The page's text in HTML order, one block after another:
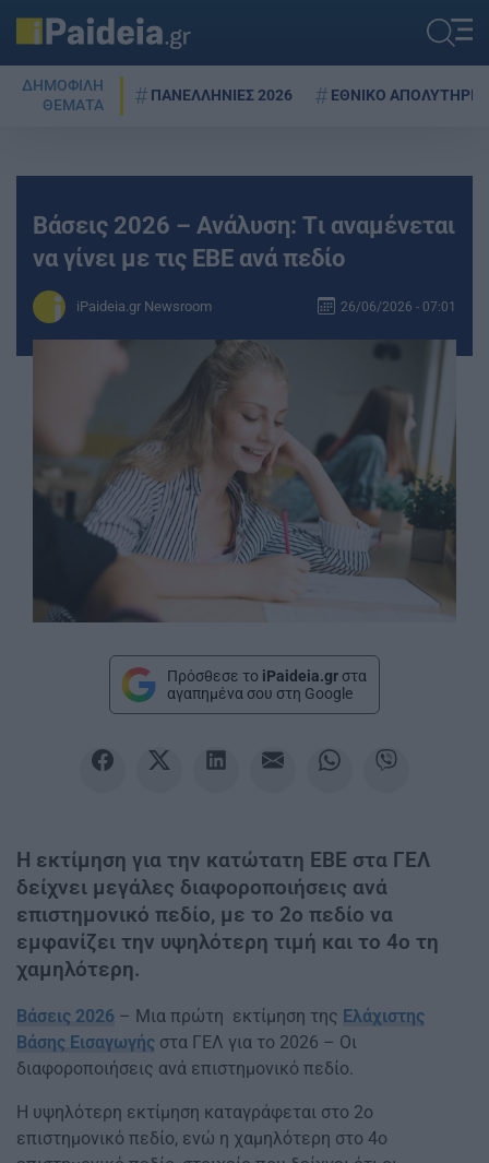
ΔΗΜΟΦΙΛΗ
ΘΕΜΑΤΑ
ΠΑΝΕΛΛΗΝΙΕΣ 2026 ΕΘΝΙΚΟ ΑΠΟΛΥΤΗΡΙΟ
Βάσεις 2026 – Ανάλυση: Tι αναμένεται
να γίνει με τις ΕΒΕ ανά πεδίο
iPaideia.gr Newsroom 26/06/2026 - 07:01
Πρόσθεσε το iPaideia.gr στα
αγαπημένα σου στη Google
Η εκτίμηση για την κατώτατη ΕΒΕ στα ΓΕΛ
δείχνει μεγάλες διαφοροποιήσεις ανά
επιστημονικό πεδίο, με το 2ο πεδίο να
εμφανίζει την υψηλότερη τιμή και το 4ο τη
χαμηλότερη.
Βάσεις 2026 – Μια πρώτη εκτίμηση της Ελάχιστης
Βάσης Εισαγωγής στα ΓΕΛ για το 2026 – Οι
διαφοροποιήσεις ανά επιστημονικό πεδίο.
Η υψηλότερη εκτίμηση καταγράφεται στο 2ο
επιστημονικό πεδίο, ενώ η χαμηλότερη στο 4ο